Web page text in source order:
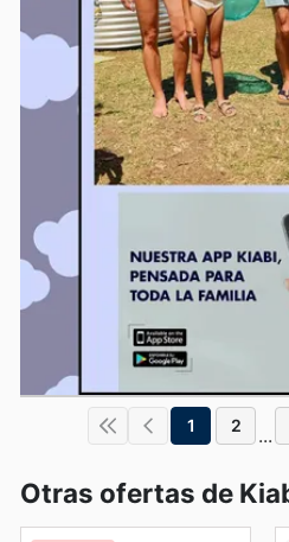
1 2 ...
Otras ofertas de